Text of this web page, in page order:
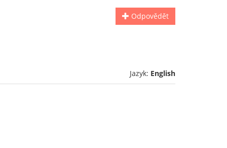
Odpovědět
Jazyk: English